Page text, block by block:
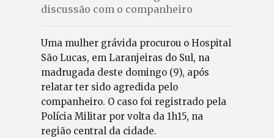
discussão com o companheiro
Uma mulher grávida procurou o Hospital
São Lucas, em Laranjeiras do Sul, na
madrugada deste domingo (9), após
relatar ter sido agredida pelo
companheiro. O caso foi registrado pela
Polícia Militar por volta da 1h15, na
região central da cidade.